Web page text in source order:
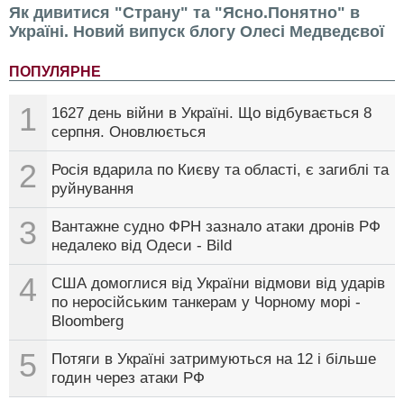
Як дивитися "Страну" та "Ясно.Понятно" в
Україні. Новий випуск блогу Олесі Медведєвої
ПОПУЛЯРНЕ
1
1627 день війни в Україні. Що відбувається 8
серпня. Оновлюється
2
Росія вдарила по Києву та області, є загиблі та
руйнування
3
Вантажне судно ФРН зазнало атаки дронів РФ
недалеко від Одеси - Bild
4
США домоглися від України відмови від ударів
по неросійським танкерам у Чорному морі -
Bloomberg
5
Потяги в Україні затримуються на 12 і більше
годин через атаки РФ